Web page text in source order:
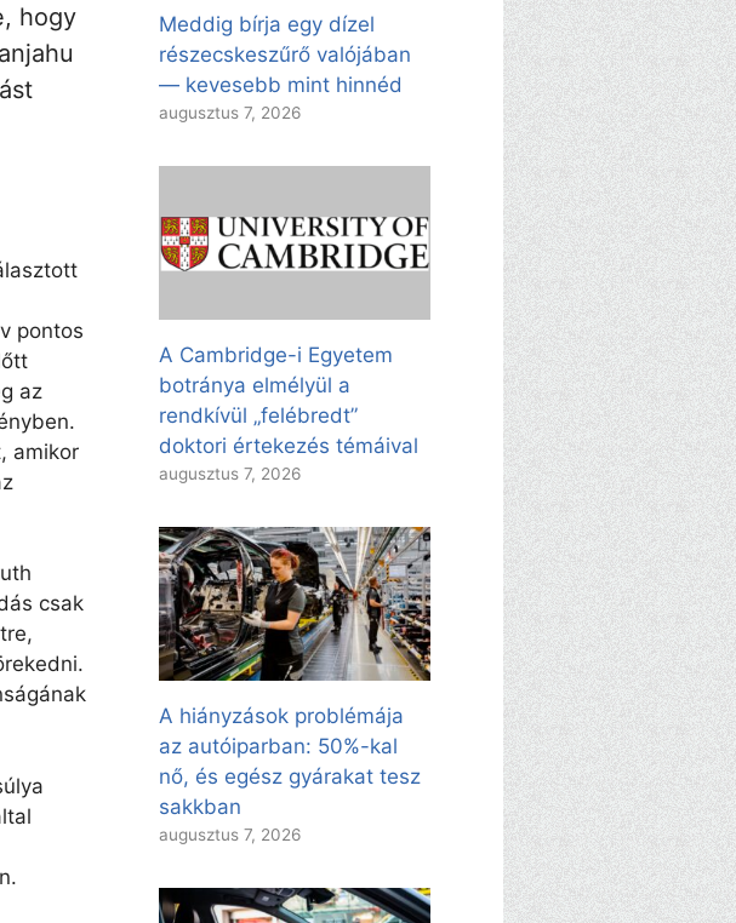
hogy
pontos
az
amikor
csak
Meddig bírja egy dízel
részecskeszűrő valójában
— kevesebb mint hinnéd
augusztus 7, 2026
A Cambridge-i Egyetem
botránya elmélyül a
rendkívül „felébredt”
doktori értekezés témáival
augusztus 7, 2026
A hiányzások problémája
az autóiparban: 50%-kal
nő, és egész gyárakat tesz
sakkban
augusztus 7, 2026